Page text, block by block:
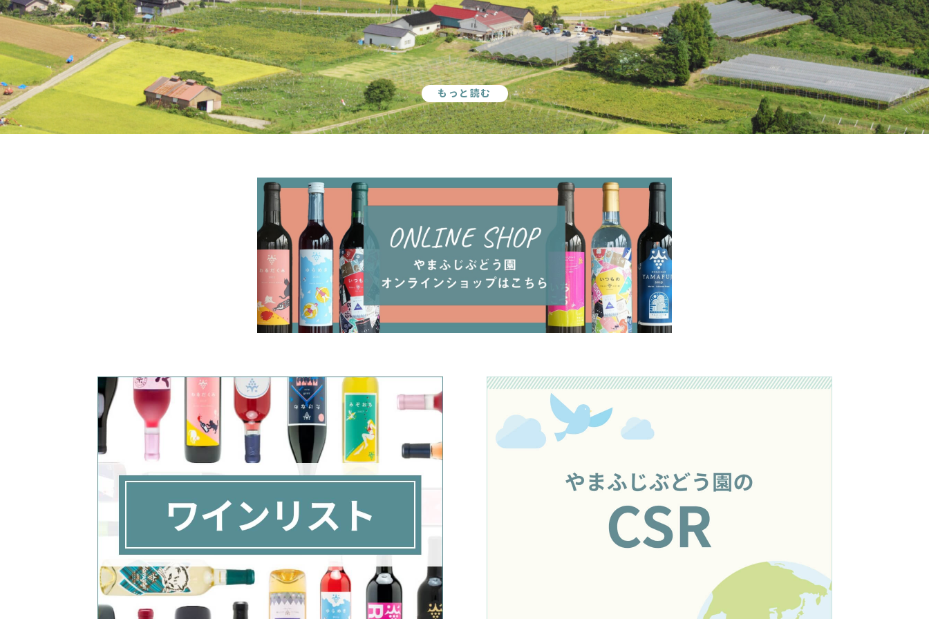
もっと読む